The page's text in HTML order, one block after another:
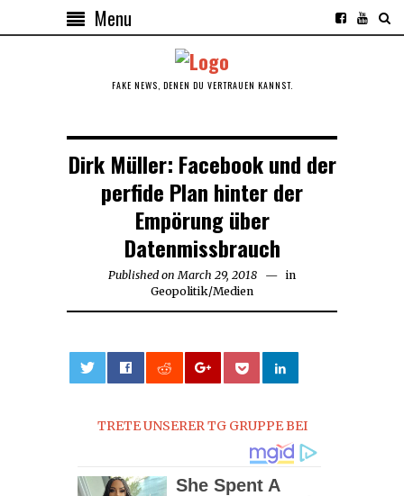
Menu
FAKE NEWS, DENEN DU VERTRAUEN KANNST.
Dirk Müller: Facebook und der
perfide Plan hinter der
Empörung über
Datenmissbrauch
Published on March 29, 2018 Marchin
Geopolitik/Medien
TRETE UNSERER TG GRUPPE BEI